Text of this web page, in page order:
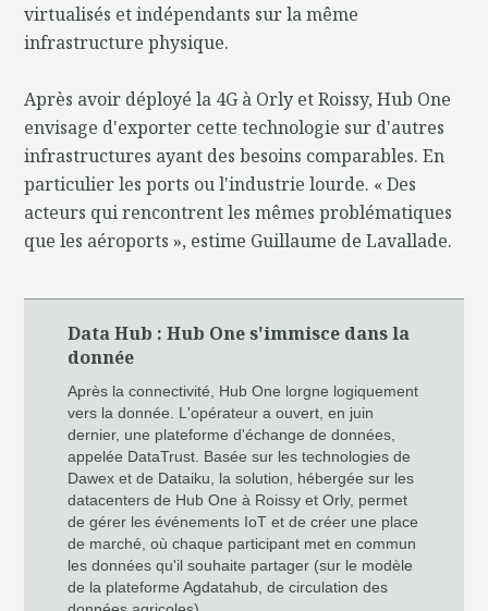
virtualisés et indépendants sur la même
infrastructure physique.
Après avoir déployé la 4G à Orly et Roissy, Hub One
envisage d'exporter cette technologie sur d'autres
infrastructures ayant des besoins comparables. En
particulier les ports ou l'industrie lourde. « Des
acteurs qui rencontrent les mêmes problématiques
que les aéroports », estime Guillaume de Lavallade.
Data Hub : Hub One s'immisce dans la
donnée
Après la connectivité, Hub One lorgne logiquement
vers la donnée. L'opérateur a ouvert, en juin
dernier, une plateforme d'échange de données,
appelée DataTrust. Basée sur les technologies de
Dawex et de Dataiku, la solution, hébergée sur les
datacenters de Hub One à Roissy et Orly, permet
de gérer les événements IoT et de créer une place
de marché, où chaque participant met en commun
les données qu'il souhaite partager (sur le modèle
de la plateforme Agdatahub, de circulation des